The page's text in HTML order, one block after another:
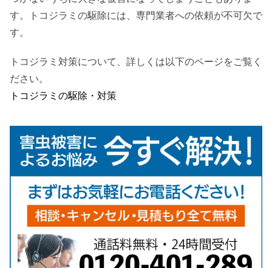
す。トコジラミの駆除には、専門業者への依頼が不可欠で
す。
トコジラミ対策について、詳しくは以下のページをご覧く
ださい。
トコジラミの駆除・対策